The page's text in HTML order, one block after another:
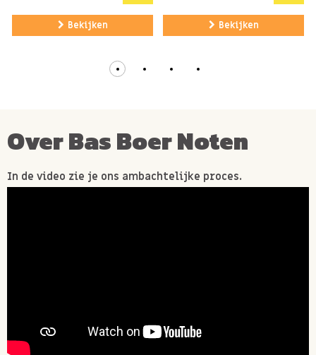
Bekijken Bekijken
Over Bas Boer Noten
In de video zie je ons ambachtelijke proces.